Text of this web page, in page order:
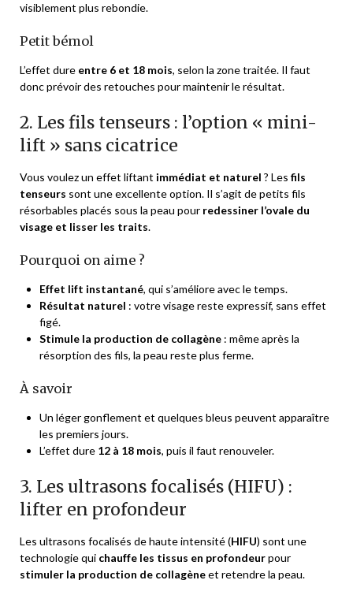
visiblement plus rebondie.
Petit bémol
L’effet dure entre 6 et 18 mois, selon la zone traitée. Il faut
donc prévoir des retouches pour maintenir le résultat.
2. Les fils tenseurs : l’option « mini-
lift » sans cicatrice
Vous voulez un effet liftant immédiat et naturel ? Les fils
tenseurs sont une excellente option. Il s’agit de petits fils
résorbables placés sous la peau pour redessiner l’ovale du
visage et lisser les traits.
Pourquoi on aime ?
Effet lift instantané, qui s’améliore avec le temps.
Résultat naturel : votre visage reste expressif, sans effet
figé.
Stimule la production de collagène : même après la
résorption des fils, la peau reste plus ferme.
À savoir
Un léger gonflement et quelques bleus peuvent apparaître
les premiers jours.
L’effet dure 12 à 18 mois, puis il faut renouveler.
3. Les ultrasons focalisés (HIFU) :
lifter en profondeur
Les ultrasons focalisés de haute intensité (HIFU) sont une
technologie qui chauffe les tissus en profondeurpour
stimuler la production de collagèneet retendre la peau.